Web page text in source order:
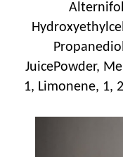
JuicePowder,
1, Limonene, 1,